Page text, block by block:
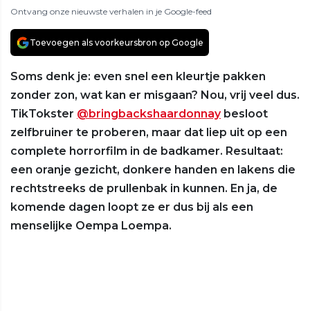
Ontvang onze nieuwste verhalen in je Google-feed
Toevoegen als voorkeursbron op Google
Soms denk je: even snel een kleurtje pakken
zonder zon, wat kan er misgaan? Nou, vrij veel dus.
TikTokster @bringbackshaardonnaybesloot
zelfbruiner te proberen, maar dat liep uit op een
complete horrorfilm in de badkamer. Resultaat:
een oranje gezicht, donkere handen en lakens die
rechtstreeks de prullenbak in kunnen. En ja, de
komende dagen loopt ze er dus bij als een
menselijke Oempa Loempa.